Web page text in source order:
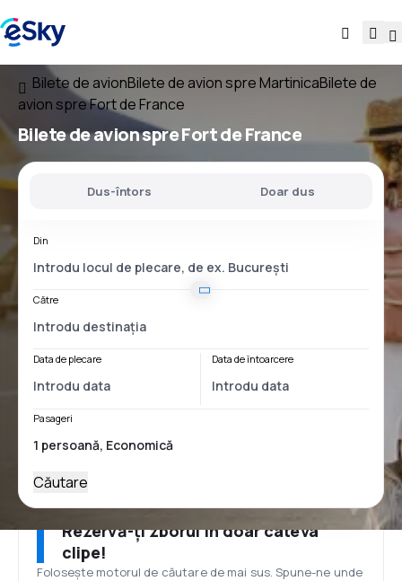
Bilete de avionBilete de avion spre MartinicaBilete de
avion spre Fort de France
Bilete de avion spre Fort de France
Dus-întors Doar dus
Din
Către
Data de plecare Data de întoarcere
Pasageri
Căutare
Rezervă-ți zborul în doar câteva
clipe!
Folosește motorul de căutare de mai sus. Spune-ne unde